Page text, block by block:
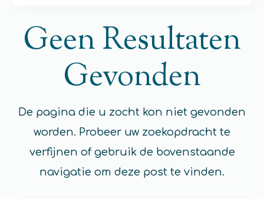
Geen Resultaten
Gevonden
De pagina die u zocht kon niet gevonden
worden. Probeer uw zoekopdracht te
verfijnen of gebruik de bovenstaande
navigatie om deze post te vinden.